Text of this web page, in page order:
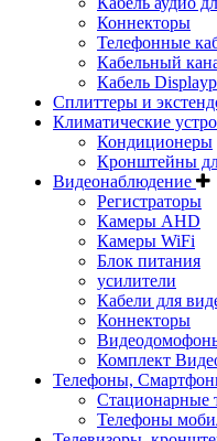
Коннекторы
Телефонные
Кабельный
Кабель
Сплиттеры и
Климатические
Кондиционеры
Кронштейны
Видеонаблюдение
Регистраторы
Камеры AHD
Камеры WiFi
Блок питания
усилители
Кабели для
Коннекторы
Комплект
Телефоны,
Стационарные
Телефоны